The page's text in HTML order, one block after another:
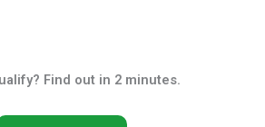
Find out in 2 minutes.